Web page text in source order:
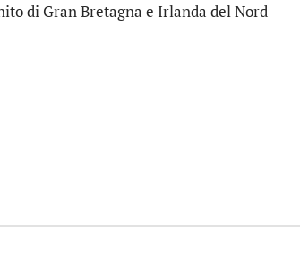
di Gran Bretagna e Irlanda del Nord